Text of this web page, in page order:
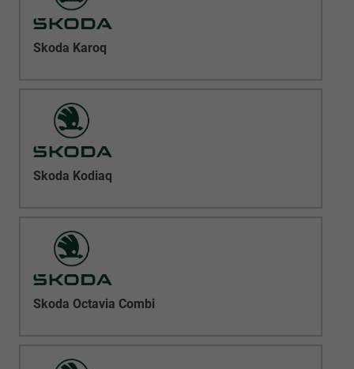
Skoda Karoq
Skoda Kodiaq
Skoda Octavia Combi